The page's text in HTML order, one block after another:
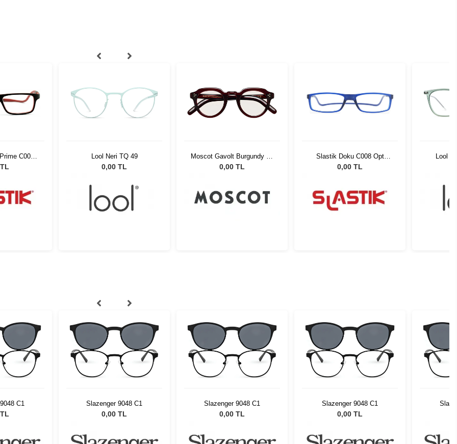
C004
Lool Neri TQ 49
0,00 TL
Moscot Gavolt Burgundy 45
0221-01
0,00 TL
Slastik Doku C008 Opt
1055081
0,00 TL
Lool
C1 Slazenger 9048 C1
0,00 TL
Slazenger 9048 C1
0,00 TL
Slazenger 9048 C1
0,00 TL